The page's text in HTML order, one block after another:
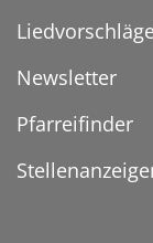
Liedvorschläge
Newsletter
Pfarreifinder